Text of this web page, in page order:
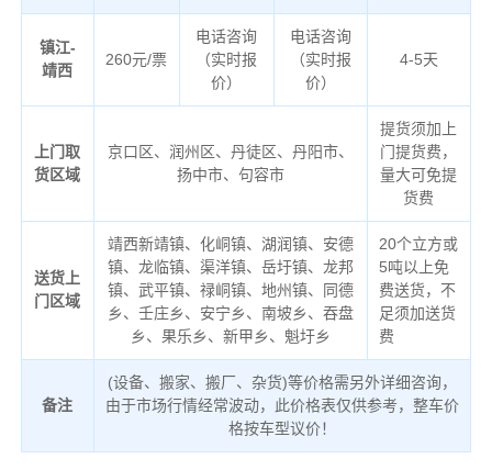
镇江-
靖西
260元/票
电话咨询
（实时报
价）
电话咨询
（实时报
价）
4-5天
上门取
货区域
京口区、润州区、丹徒区、丹阳市、
扬中市、句容市
提货须加上
门提货费，
量大可免提
货费
送货上
门区域
靖西新靖镇、化峒镇、湖润镇、安德
镇、龙临镇、渠洋镇、岳圩镇、龙邦
镇、武平镇、禄峒镇、地州镇、同德
乡、壬庄乡、安宁乡、南坡乡、吞盘
乡、果乐乡、新甲乡、魁圩乡
20个立方或
5吨以上免
费送货，不
足须加送货
费
备注
(设备、搬家、搬厂、杂货)等价格需另外详细咨询，
由于市场行情经常波动，此价格表仅供参考，整车价
格按车型议价！